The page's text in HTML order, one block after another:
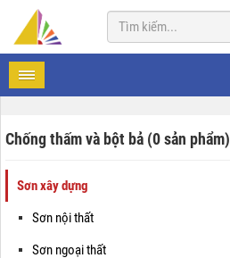
Chống thấm và bột bả (0 sản phẩm)
Sơn xây dựng
Sơn nội thất
Sơn ngoại thất